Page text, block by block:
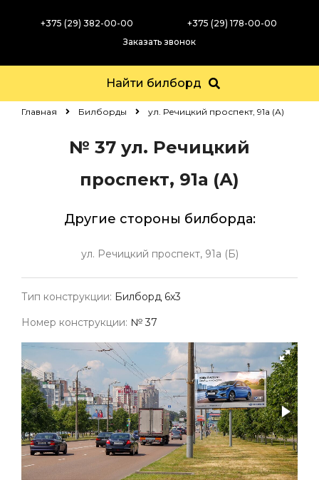
+375 (29) 382-00-00
+375 (29) 178-00-00
Заказать звонок
Найти билборд
Главная Билборды ул. Речицкий проспект, 91а (А)
№ 37 ул. Речицкий
проспект, 91а (А)
Другие стороны билборда:
ул. Речицкий проспект, 91а (Б)
Тип конструкции: Билборд 6х3
Номер конструкции: № 37